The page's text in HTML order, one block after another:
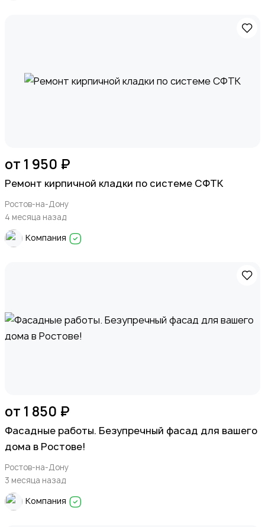
от 1 950 ₽
Ремонт кирпичной кладки по системе СФТК
Ростов-на-Дону
4 месяца назад
Компания
от 1 850 ₽
Фасадные работы. Безупречный фасад для вашего
дома в Ростове!
Ростов-на-Дону
3 месяца назад
Компания